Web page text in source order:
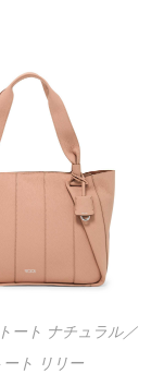
ート ナチュラル／
ト リリー